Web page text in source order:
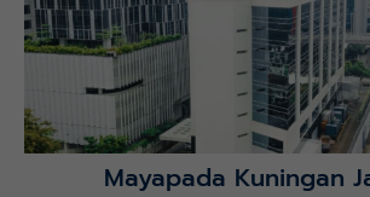
Selatan.
Lihat Detail Proyek
Mayapada Kuningan